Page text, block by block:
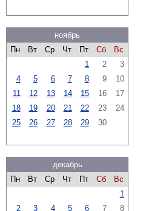
ноябрь
Пн
Вт Ср Чт Пт Сб
Вс
1
2
3
4
5 6 7 8 9
10
11
12 13 14 15 16
17
18
19 20 21 22 23
24
25
26 27 28 29 30
декабрь
Пн
Вт Ср Чт Пт Сб
Вс
1
2
3 4 5 6 7
8